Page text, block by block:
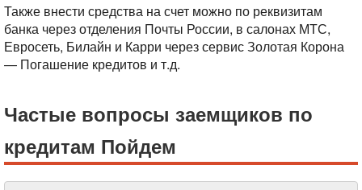
Также внести средства на счет можно по реквизитам
банка через отделения Почты России, в салонах МТС,
Евросеть, Билайн и Карри через сервис Золотая Корона
— Погашение кредитов и т.д.
Частые вопросы заемщиков по
кредитам Пойдем